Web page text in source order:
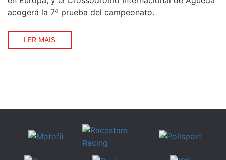
acogerá la 7ª prueba del campeonato.
LER MAIS